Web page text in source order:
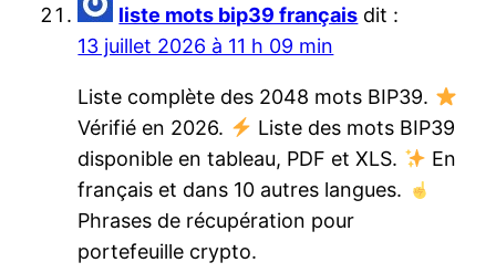
liste mots bip39 français dit :
13 juillet 2026 à 11 h 09 min
Liste complète des 2048 mots BIP39.
Vérifié en 2026.
Liste des mots BIP39
disponible en tableau, PDF et XLS.
En
français et dans 10 autres langues.
Phrases de récupération pour
portefeuille crypto.